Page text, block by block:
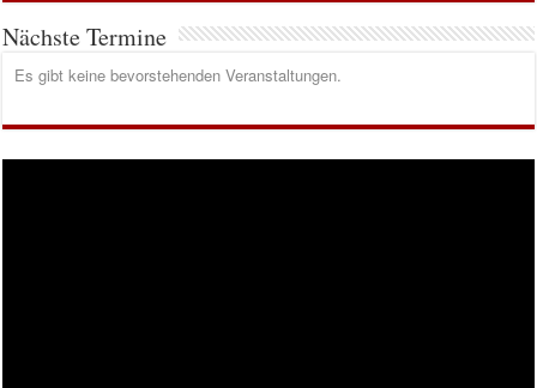
Nächste Termine
Es gibt keine bevorstehenden Veranstaltungen.